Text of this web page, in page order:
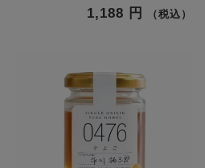
1,188 税込